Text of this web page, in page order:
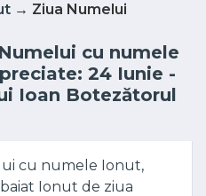
→ Ziua Numelui
cu numele
24 Iunie -
Ioan Botezătorul
cu numele Ionut,
Ionut de ziua